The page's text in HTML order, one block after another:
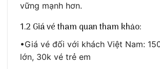
vững mạnh hơn.
1.2 Giá vé tham quan tham khảo:
•Giá vé đối với khách Việt Nam:
lớn, 30k vé trẻ em